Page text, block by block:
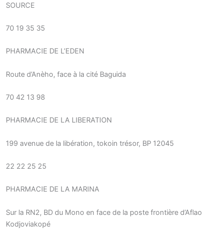
SOURCE
70 19 35 35
PHARMACIE DE L’EDEN
Route d’Anèho, face à la cité Baguida
70 42 13 98
PHARMACIE DE LA LIBERATION
199 avenue de la libération, tokoin trésor, BP 12045
22 22 25 25
PHARMACIE DE LA MARINA
Sur la RN2, BD du Mono en face de la poste frontière d’Aflao
Kodjoviakopé